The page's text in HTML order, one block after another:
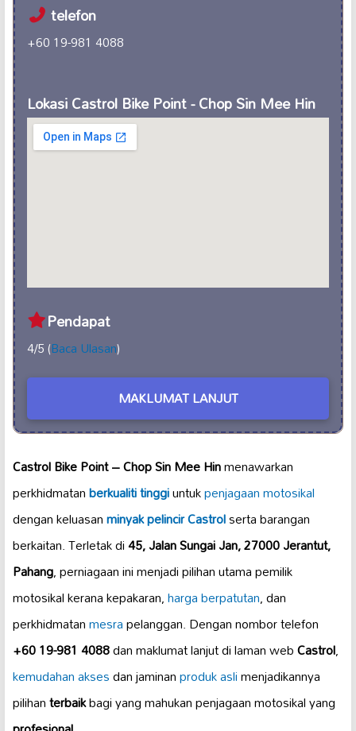
telefon
+60 19-981 4088
Lokasi Castrol Bike Point - Chop Sin Mee Hin
Pendapat
4/5 (Baca Ulasan)
MAKLUMAT LANJUT
Castrol Bike Point – Chop Sin Mee Hinmenawarkan
perkhidmatanberkualiti tinggiuntukpenjagaan motosikal
dengan keluasanminyak pelincir Castrolserta barangan
berkaitan. Terletak di45, Jalan Sungai Jan, 27000 Jerantut,
Pahang, perniagaan ini menjadi pilihan utama pemilik
motosikal kerana kepakaran,harga berpatutan, dan
perkhidmatanmesrapelanggan. Dengan nombor telefon
+60 19-981 4088dan maklumat lanjut di laman webCastrol,
kemudahan aksesdan jaminanproduk aslimenjadikannya
pilihanterbaikbagi yang mahukan penjagaan motosikal yang